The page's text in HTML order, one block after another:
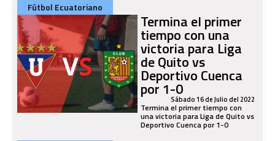
Fútbol Ecuatoriano
Termina el primer
tiempo con una
victoria para Liga
de Quito vs
Deportivo Cuenca
por 1-0Sábado 16 de Julio del 2022
Termina el primer tiempo con
una victoria para Liga de Quito vs
Deportivo Cuenca por 1-0